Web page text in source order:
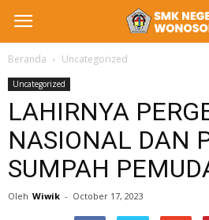
Beranda Uncategorized
Uncategorized
LAHIRNYA
NASIONAL DAN
SUMPAH
Oleh Wiwik - October 17, 2023